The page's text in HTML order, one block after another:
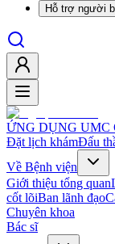
Hỗ trợ người
ỨNG DỤNG UMC
Đặt lịch khámĐấu
Về Bệnh viện
Giới thiệu tổng quan
cốt lõiBan lãnh đạo
Chuyên khoa
Bác sĩ